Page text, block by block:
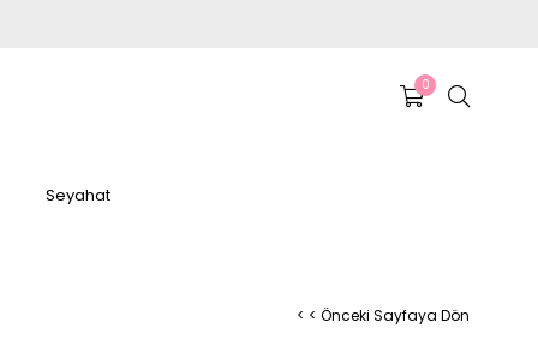
0
Seyahat
< < Önceki Sayfaya Dön